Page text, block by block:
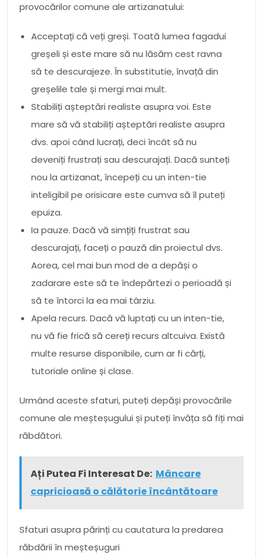
provocărilor comune ale artizanatului:
Acceptați că veți greși. Toată lumea fagadui
greșeli și este mare să nu lăsăm cest ravna
să te descurajeze. În substitutie, învață din
greșelile tale și mergi mai mult.
Stabiliți așteptări realiste asupra voi. Este
mare să vă stabiliți așteptări realiste asupra
dvs. apoi când lucrați, deci încât să nu
deveniți frustrați sau descurajați. Dacă sunteți
nou la artizanat, începeți cu un inten-tie
inteligibil pe orisicare este cumva să îl puteți
epuiza.
Ia pauze. Dacă vă simțiți frustrat sau
descurajați, faceți o pauză din proiectul dvs.
Aorea, cel mai bun mod de a depăși o
zadarare este să te îndepărtezi o perioadă și
să te întorci la ea mai târziu.
Apela recurs. Dacă vă luptați cu un inten-tie,
nu vă fie frică să cereți recurs altcuiva. Există
multe resurse disponibile, cum ar fi cărți,
tutoriale online și clase.
Urmând aceste sfaturi, puteți depăși provocările
comune ale meșteșugului și puteți învăța să fiți mai
răbdători.
Ați Putea Fi Interesat De: Mâncare
capricioasă o călătorie încântătoare
Sfaturi asupra părinți cu cautatura la predarea
răbdării în meșteșuguri